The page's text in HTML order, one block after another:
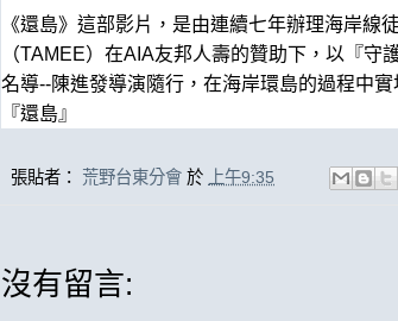
《還島》 這部影片， 是由連續七年辦理海岸線
（TAMEE）在AIA友邦人壽的贊助下，以 『守
名導--陳進發導演隨行， 在海岸環島的過程中
『還島』
張貼者： 荒野台東分會 於 上午9:35
沒有留言: